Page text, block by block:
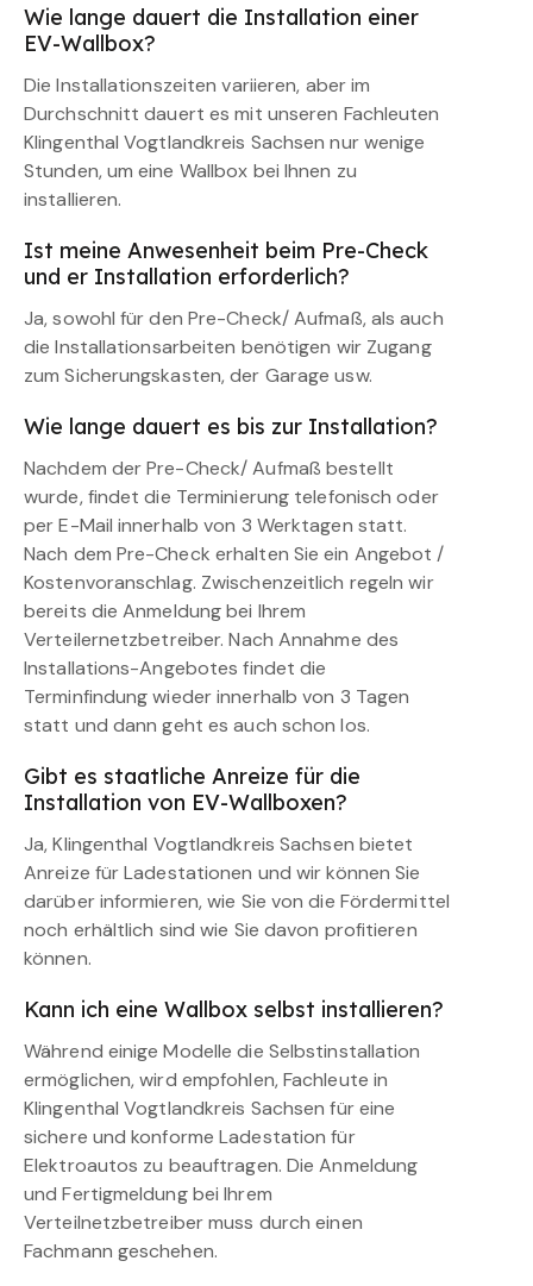
Wie lange dauert die Installation einer
EV-Wallbox?
Die Installationszeiten variieren, aber im
Durchschnitt dauert es mit unseren Fachleuten
Klingenthal Vogtlandkreis Sachsen nur wenige
Stunden, um eine Wallbox bei Ihnen zu
installieren.
Ist meine Anwesenheit beim Pre-Check
und er Installation erforderlich?
Ja, sowohl für den Pre-Check/ Aufmaß, als auch
die Installationsarbeiten benötigen wir Zugang
zum Sicherungskasten, der Garage usw.
Wie lange dauert es bis zur Installation?
Nachdem der Pre-Check/ Aufmaß bestellt
wurde, findet die Terminierung telefonisch oder
per E-Mail innerhalb von 3 Werktagen statt.
Nach dem Pre-Check erhalten Sie ein Angebot /
Kostenvoranschlag. Zwischenzeitlich regeln wir
bereits die Anmeldung bei Ihrem
Verteilernetzbetreiber. Nach Annahme des
Installations-Angebotes findet die
Terminfindung wieder innerhalb von 3 Tagen
statt und dann geht es auch schon los.
Gibt es staatliche Anreize für die
Installation von EV-Wallboxen?
Ja, Klingenthal Vogtlandkreis Sachsen bietet
Anreize für Ladestationen und wir können Sie
darüber informieren, wie Sie von die Fördermittel
noch erhältlich sind wie Sie davon profitieren
können.
Kann ich eine Wallbox selbst installieren?
Während einige Modelle die Selbstinstallation
ermöglichen, wird empfohlen, Fachleute in
Klingenthal Vogtlandkreis Sachsen für eine
sichere und konforme Ladestation für
Elektroautos zu beauftragen. Die Anmeldung
und Fertigmeldung bei Ihrem
Verteilnetzbetreiber muss durch einen
Fachmann geschehen.